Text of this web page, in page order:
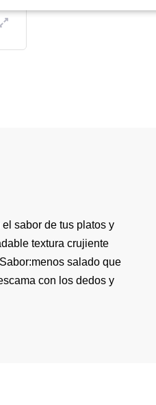
sabor de tus platos y
textura crujiente
salado que
con los dedos y